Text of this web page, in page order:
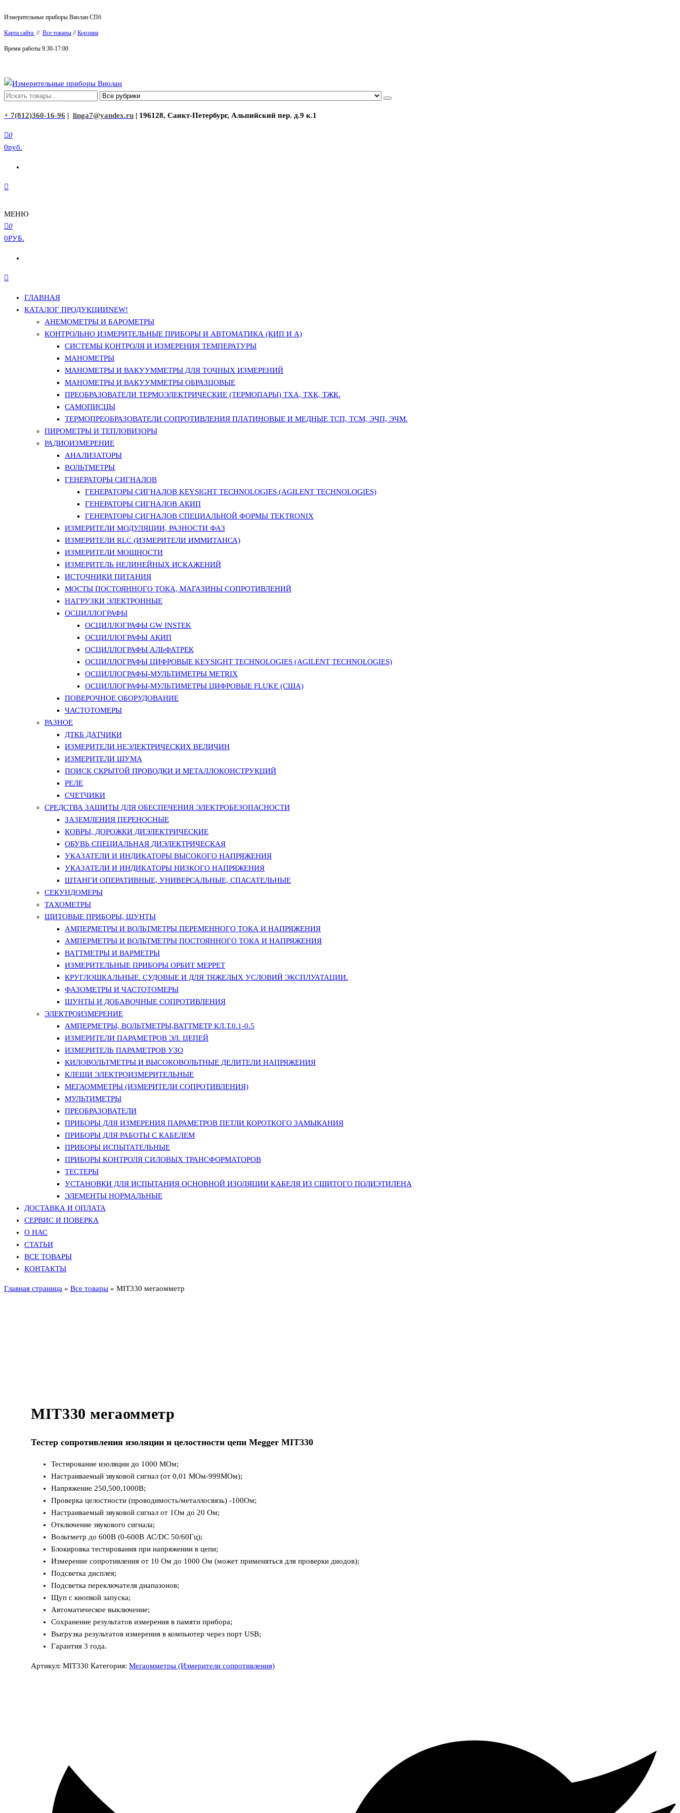
к
содержимому
Измерительные приборы Виолан СПб
Карта сайта // Все товары //Корзина
Время работы 9:30-17:00
Измерительные приборы Виолан
+ 7(812)360-16-96 | linga7@yandex.ru | 196128, Санкт-Петербург, Альпийский пер. д.9 к.1
0
0руб.
МЕНЮ
0
0РУБ.
ГЛАВНАЯ
КАТАЛОГ ПРОДУКЦИИNEW!
АНЕМОМЕТРЫ И БАРОМЕТРЫ
КОНТРОЛЬНО ИЗМЕРИТЕЛЬНЫЕ ПРИБОРЫ И АВТОМАТИКА (КИП И А)
СИСТЕМЫ КОНТРОЛЯ И ИЗМЕРЕНИЯ ТЕМПЕРАТУРЫ
МАНОМЕТРЫ
МАНОМЕТРЫ И ВАКУУММЕТРЫ ДЛЯ ТОЧНЫХ ИЗМЕРЕНИЙ
МАНОМЕТРЫ И ВАКУУММЕТРЫ ОБРАЗЦОВЫЕ
ПРЕОБРАЗОВАТЕЛИ ТЕРМОЭЛЕКТРИЧЕСКИЕ (ТЕРМОПАРЫ) ТХА, ТХК, ТЖК.
САМОПИСЦЫ
ТЕРМОПРЕОБРАЗОВАТЕЛИ СОПРОТИВЛЕНИЯ ПЛАТИНОВЫЕ И МЕДНЫЕ ТСП, ТСМ, ЭЧП, ЭЧМ.
ПИРОМЕТРЫ И ТЕПЛОВИЗОРЫ
РАДИОИЗМЕРЕНИЕ
АНАЛИЗАТОРЫ
ВОЛЬТМЕТРЫ
ГЕНЕРАТОРЫ СИГНАЛОВ
ГЕНЕРАТОРЫ СИГНАЛОВ KEYSIGHT TECHNOLOGIES (AGILENT TECHNOLOGIES)
ГЕНЕРАТОРЫ СИГНАЛОВ АКИП
ГЕНЕРАТОРЫ СИГНАЛОВ СПЕЦИАЛЬНОЙ ФОРМЫ TEKTRONIX
ИЗМЕРИТЕЛИ МОДУЛЯЦИИ, РАЗНОСТИ ФАЗ
ИЗМЕРИТЕЛИ RLC (ИЗМЕРИТЕЛИ ИММИТАНСА)
ИЗМЕРИТЕЛИ МОЩНОСТИ
ИЗМЕРИТЕЛЬ НЕЛИНЕЙНЫХ ИСКАЖЕНИЙ
ИСТОЧНИКИ ПИТАНИЯ
МОСТЫ ПОСТОЯННОГО ТОКА, МАГАЗИНЫ СОПРОТИВЛЕНИЙ
НАГРУЗКИ ЭЛЕКТРОННЫЕ
ОСЦИЛЛОГРАФЫ
ОСЦИЛЛОГРАФЫ GW INSTEK
ОСЦИЛЛОГРАФЫ АКИП
ОСЦИЛЛОГРАФЫ АЛЬФАТРЕК
ОСЦИЛЛОГРАФЫ ЦИФРОВЫЕ KEYSIGHT TECHNOLOGIES (AGILENT TECHNOLOGIES)
ОСЦИЛЛОГРАФЫ-МУЛЬТИМЕТРЫ METRIX
ОСЦИЛЛОГРАФЫ-МУЛЬТИМЕТРЫ ЦИФРОВЫЕ FLUKE (США)
ПОВЕРОЧНОЕ ОБОРУДОВАНИЕ
ЧАСТОТОМЕРЫ
РАЗНОЕ
ДТКБ ДАТЧИКИ
ИЗМЕРИТЕЛИ НЕЭЛЕКТРИЧЕСКИХ ВЕЛИЧИН
ИЗМЕРИТЕЛИ ШУМА
ПОИСК СКРЫТОЙ ПРОВОДКИ И МЕТАЛЛОКОНСТРУКЦИЙ
РЕЛЕ
СЧЕТЧИКИ
СРЕДСТВА ЗАЩИТЫ ДЛЯ ОБЕСПЕЧЕНИЯ ЭЛЕКТРОБЕЗОПАСНОСТИ
ЗАЗЕМЛЕНИЯ ПЕРЕНОСНЫЕ
КОВРЫ, ДОРОЖКИ ДИЭЛЕКТРИЧЕСКИЕ
ОБУВЬ СПЕЦИАЛЬНАЯ ДИЭЛЕКТРИЧЕСКАЯ
УКАЗАТЕЛИ И ИНДИКАТОРЫ ВЫСОКОГО НАПРЯЖЕНИЯ
УКАЗАТЕЛИ И ИНДИКАТОРЫ НИЗКОГО НАПРЯЖЕНИЯ
ШТАНГИ ОПЕРАТИВНЫЕ, УНИВЕРСАЛЬНЫЕ, СПАСАТЕЛЬНЫЕ
СЕКУНДОМЕРЫ
ТАХОМЕТРЫ
ЩИТОВЫЕ ПРИБОРЫ, ШУНТЫ
АМПЕРМЕТРЫ И ВОЛЬТМЕТРЫ ПЕРЕМЕННОГО ТОКА И НАПРЯЖЕНИЯ
АМПЕРМЕТРЫ И ВОЛЬТМЕТРЫ ПОСТОЯННОГО ТОКА И НАПРЯЖЕНИЯ
ВАТТМЕТРЫ И ВАРМЕТРЫ
ИЗМЕРИТЕЛЬНЫЕ ПРИБОРЫ ОРБИТ МЕРРЕТ
КРУГЛОШКАЛЬНЫЕ. СУДОВЫЕ И ДЛЯ ТЯЖЕЛЫХ УСЛОВИЙ ЭКСПЛУАТАЦИИ.
ФАЗОМЕТРЫ И ЧАСТОТОМЕРЫ
ШУНТЫ И ДОБАВОЧНЫЕ СОПРОТИВЛЕНИЯ
ЭЛЕКТРОИЗМЕРЕНИЕ
АМПЕРМЕТРЫ, ВОЛЬТМЕТРЫ,ВАТТМЕТР КЛ.Т.0.1-0.5
ИЗМЕРИТЕЛИ ПАРАМЕТРОВ ЭЛ. ЦЕПЕЙ
ИЗМЕРИТЕЛЬ ПАРАМЕТРОВ УЗО
КИЛОВОЛЬТМЕТРЫ И ВЫСОКОВОЛЬТНЫЕ ДЕЛИТЕЛИ НАПРЯЖЕНИЯ
КЛЕЩИ ЭЛЕКТРОИЗМЕРИТЕЛЬНЫЕ
МЕГАОММЕТРЫ (ИЗМЕРИТЕЛИ СОПРОТИВЛЕНИЯ)
МУЛЬТИМЕТРЫ
ПРЕОБРАЗОВАТЕЛИ
ПРИБОРЫ ДЛЯ ИЗМЕРЕНИЯ ПАРАМЕТРОВ ПЕТЛИ КОРОТКОГО ЗАМЫКАНИЯ
ПРИБОРЫ ДЛЯ РАБОТЫ С КАБЕЛЕМ
ПРИБОРЫ ИСПЫТАТЕЛЬНЫЕ
ПРИБОРЫ КОНТРОЛЯ СИЛОВЫХ ТРАНСФОРМАТОРОВ
ТЕСТЕРЫ
УСТАНОВКИ ДЛЯ ИСПЫТАНИЯ ОСНОВНОЙ ИЗОЛЯЦИИ КАБЕЛЯ ИЗ СШИТОГО ПОЛИЭТИЛЕНА
ЭЛЕМЕНТЫ НОРМАЛЬНЫЕ
ДОСТАВКА И ОПЛАТА
СЕРВИС И ПОВЕРКА
О НАС
СТАТЬИ
ВСЕ ТОВАРЫ
КОНТАКТЫ
Главная страница » Все товары » MIT330 мегаомметр
MIT330 мегаомметр
Тестер сопротивления изоляции и целостности цепи Megger MIT330
Тестирование изоляции до 1000 МОм;
Настраиваемый звуковой сигнал (от 0,01 МОм-999МОм);
Напряжение 250,500,1000В;
Проверка целостности (проводимость/металлосвязь) -100Ом;
Настраиваемый звуковой сигнал от 1Ом до 20 Ом;
Отключение звукового сигнала;
Вольтметр до 600В (0-600В АС/DC 50/60Гц);
Блокировка тестирования при напряжении в цепи;
Измерение сопротивления от 10 Ом до 1000 Ом (может применяться для проверки диодов);
Подсветка дисплея;
Подсветка переключателя диапазонов;
Щуп с кнопкой запуска;
Автоматическое выключение;
Сохранение результатов измерения в памяти прибора;
Выгрузка результатов измерения в компьютер через порт USB;
Гарантия 3 года.
Артикул:MIT330 Категория:Мегаомметры (Измерители сопротивления)